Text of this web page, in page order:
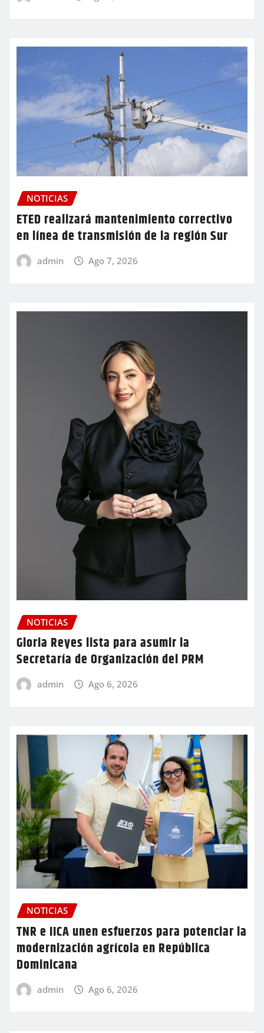
NOTICIAS
ETED realizará mantenimiento correctivo
en línea de transmisión de la región Sur
admin Ago 7, 2026
NOTICIAS
Gloria Reyes lista para asumir la
Secretaría de Organización del PRM
admin Ago 6, 2026
NOTICIAS
TNR e IICA unen esfuerzos para potenciar la
modernización agrícola en República
Dominicana
admin Ago 6, 2026